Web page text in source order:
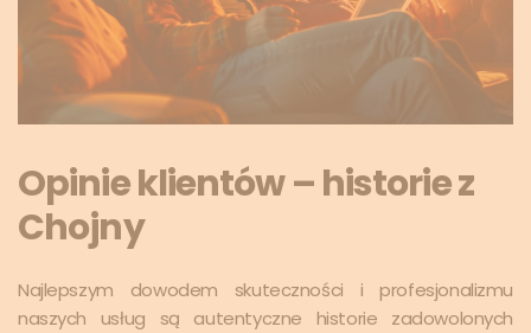
Opinie klientów – historie z
Chojny
Najlepszym dowodem skuteczności i profesjonalizmu
naszych usług są autentyczne historie zadowolonych